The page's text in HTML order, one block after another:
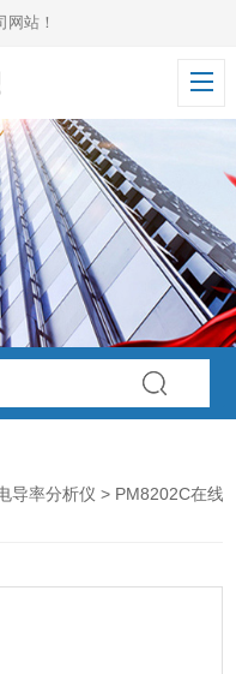
站！
导率分析仪 > PM8202C在线